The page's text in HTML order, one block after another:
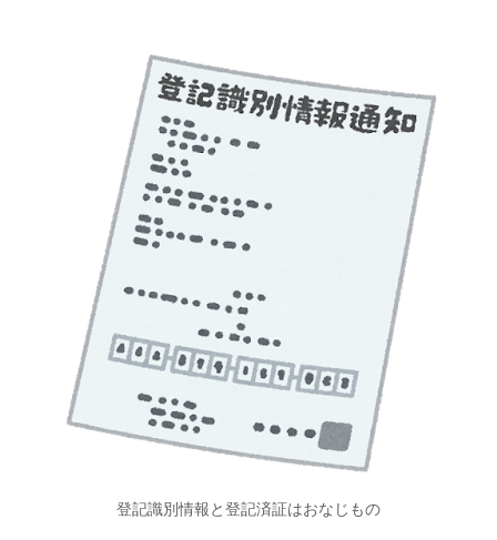
登記識別情報と登記済証はおなじもの